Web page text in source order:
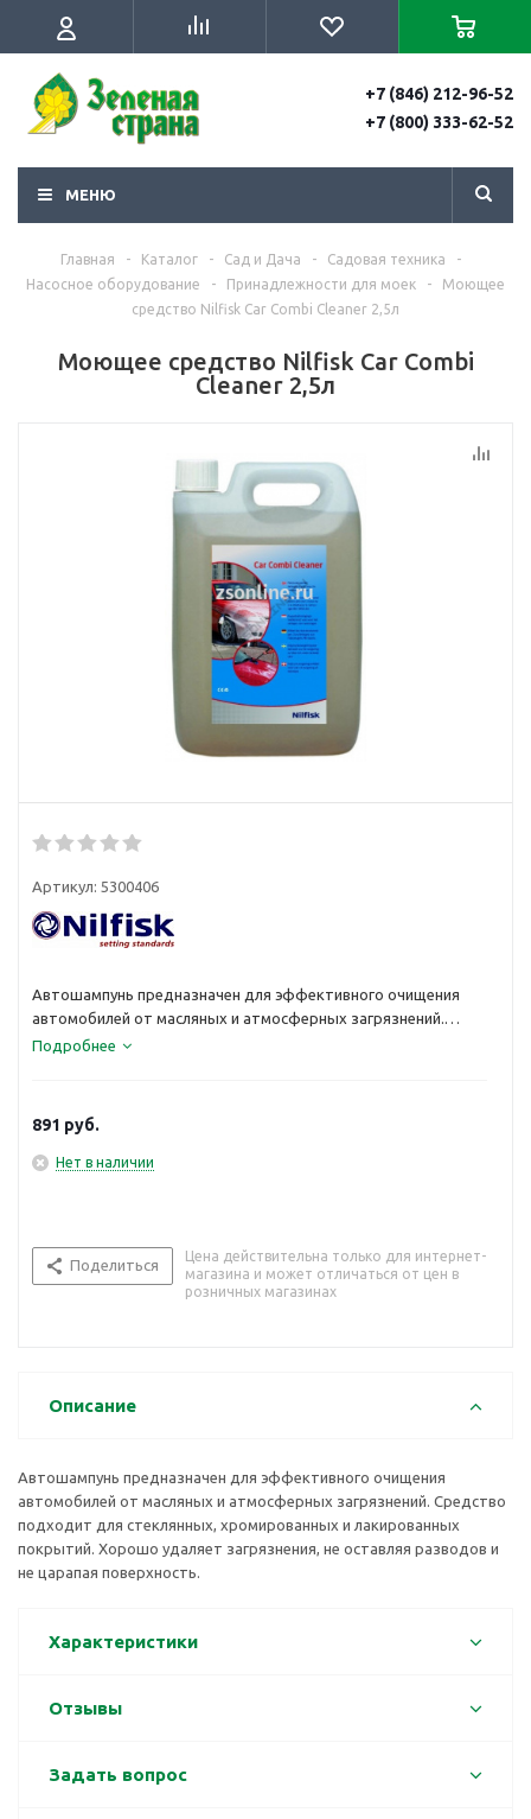
+7 (846) 212-96-52
+7 (800) 333-62-52
МЕНЮ
Главная - Каталог - Сад и Дача - Садовая техника
-
Насосное оборудование
- Принадлежности для моек -
Моющее
средство Nilfisk Car Combi Cleaner 2,5л
Моющее средство Nilfisk Car Combi
Cleaner 2,5л
Артикул: 5300406
Автошампунь предназначен для эффективного очищения
автомобилей от масляных и атмосферных загрязнений.
Средство подходит для стеклянных, хромированных и
Подробнее
891 руб.
Нет в наличии
Поделиться
Цена действительна только для интернет-
магазина и может отличаться от цен в
розничных магазинах
Описание
Автошампунь предназначен для эффективного очищения
автомобилей от масляных и атмосферных загрязнений. Средство
подходит для стеклянных, хромированных и лакированных
покрытий. Хорошо удаляет загрязнения, не оставляя разводов и
не царапая поверхность.
Характеристики
Отзывы
Задать вопрос